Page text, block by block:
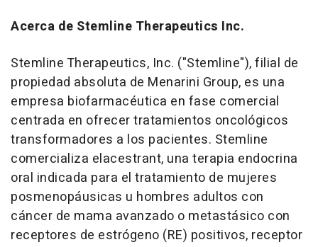
Acerca de Stemline Therapeutics Inc.
Stemline Therapeutics, Inc. ("Stemline"), filial de
propiedad absoluta de Menarini Group, es una
empresa biofarmacéutica en fase comercial
centrada en ofrecer tratamientos oncológicos
transformadores a los pacientes. Stemline
comercializa elacestrant, una terapia endocrina
oral indicada para el tratamiento de mujeres
posmenopáusicas u hombres adultos con
cáncer de mama avanzado o metastásico con
receptores de estrógeno (RE) positivos, receptor